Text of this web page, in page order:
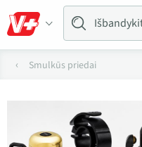
Smulkūs priedai